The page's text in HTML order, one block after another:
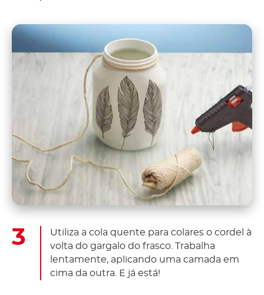
Utiliza a cola quente para colares o cordel à
volta do gargalo do frasco. Trabalha
lentamente, aplicando uma camada em
cima da outra. E já está!